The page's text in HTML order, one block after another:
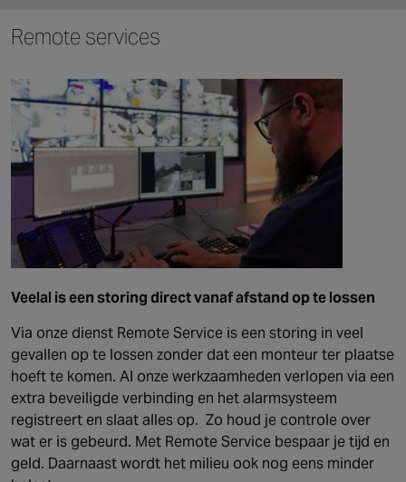
Remote services
Veelal is een storing direct vanaf afstand op te lossen
Via onze dienst Remote Service is een storing in veel
gevallen op te lossen zonder dat een monteur ter plaatse
hoeft te komen. Al onze werkzaamheden verlopen via een
extra beveiligde verbinding en het alarmsysteem
registreert en slaat alles op. Zo houd je controle over
wat er is gebeurd. Met Remote Service bespaar je tijd en
geld. Daarnaast wordt het milieu ook nog eens minder